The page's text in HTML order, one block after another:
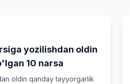
yozilishdan oldin
10 narsa
oldin qanday tayyorgarlik